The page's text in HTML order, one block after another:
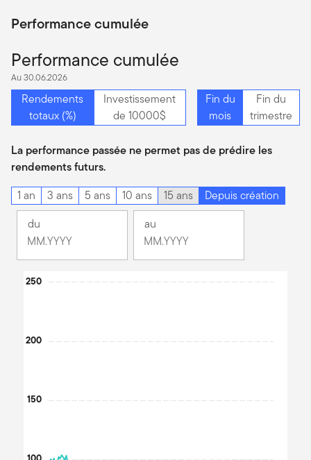
Performance cumulée
Performance cumulée
Au 30.06.2026
Rendements
totaux (%)
Investissement
de 10000$
Fin du
mois
Fin du
trimestre
La performance passée ne permet pas de prédire les
rendements futurs.
1 an
3 ans 5 ans 10 ans 15 ans
Depuis création
du
Changement
sélectionné
au
sélectionné
Chart
The chart has 1 Y axis displaying values. Data ranges from
150
200
250